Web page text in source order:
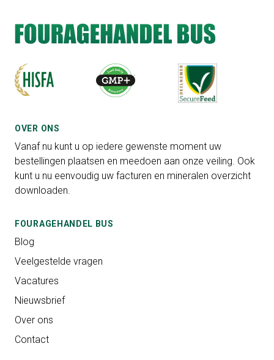
OVER ONS
Vanaf nu kunt u op iedere gewenste moment uw
bestellingen plaatsen en meedoen aan onze veiling. Ook
kunt u nu eenvoudig uw facturen en mineralen overzicht
downloaden.
FOURAGEHANDEL BUS
Blog
Veelgestelde vragen
Vacatures
Nieuwsbrief
Over ons
Contact